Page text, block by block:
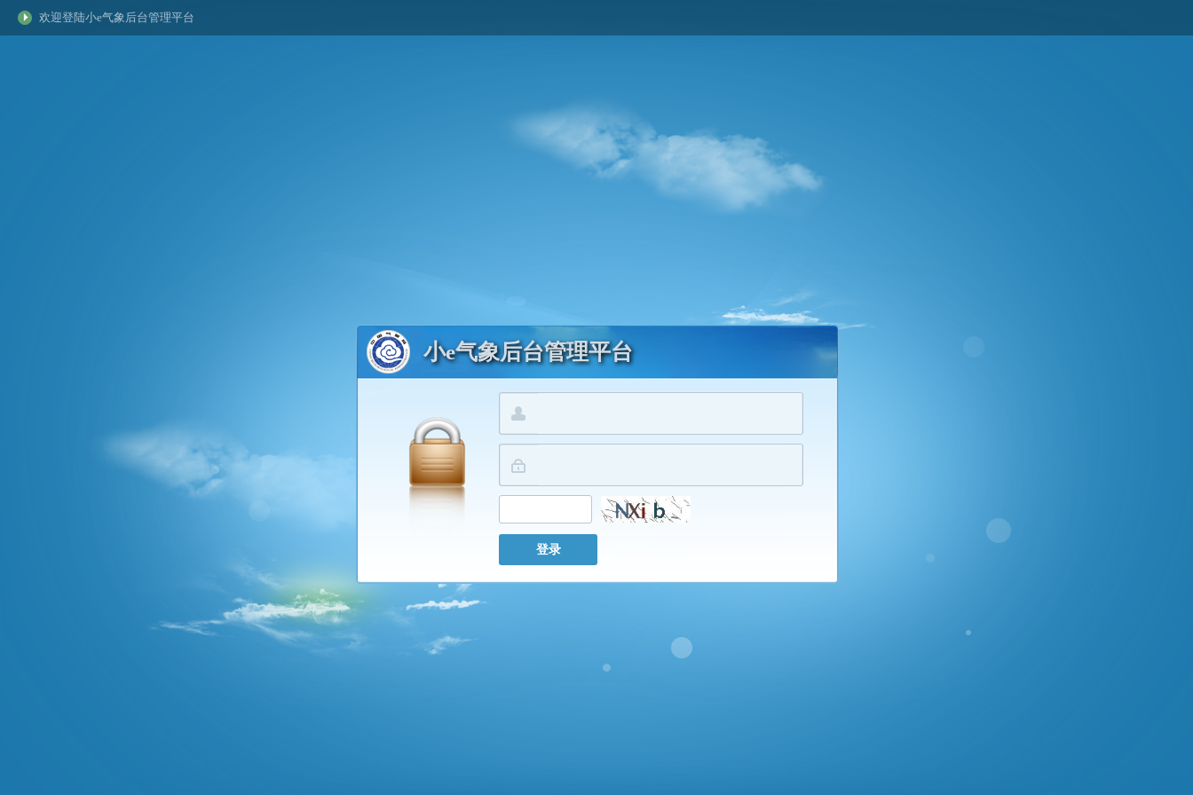
欢迎登陆小e气象后台管理平台
小e气象后台管理平台